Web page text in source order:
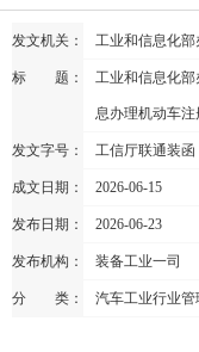
发文机关： 工业和信息化
标 题： 工业和信息化
息办理机动车
发文字号： 工信厅联通装函
成文日期： 2026-06-15
发布日期： 2026-06-23
发布机构： 装备工业一司
分 类： 汽车工业行业管